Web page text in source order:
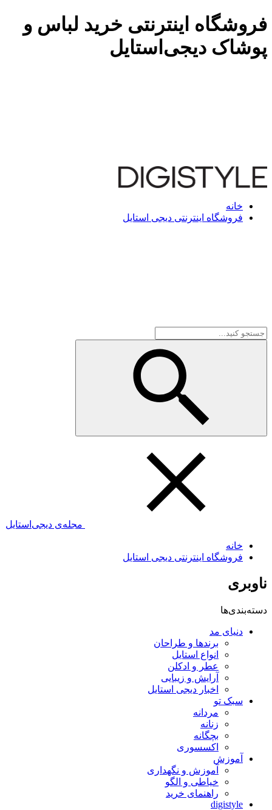
فروشگاه اینترنتی خرید لباس و
پوشاک دیجی‌استایل
خانه
فروشگاه اینترنتی دیجی استایل
مجله‌ی دیجی‌استایل
خانه
فروشگاه اینترنتی دیجی استایل
ناوبری
دسته‌بندی‌ها
دنیای مد
برندها و طراحان
انواع استایل
عطر و ادکلن
آرایش و زیبایی
اخبار دیجی استایل
سبک تو
مردانه
زنانه
بچگانه
اکسسوری
آموزش
آموزش و نگهداری
خیاطی و الگو
راهنمای خرید
digistyle